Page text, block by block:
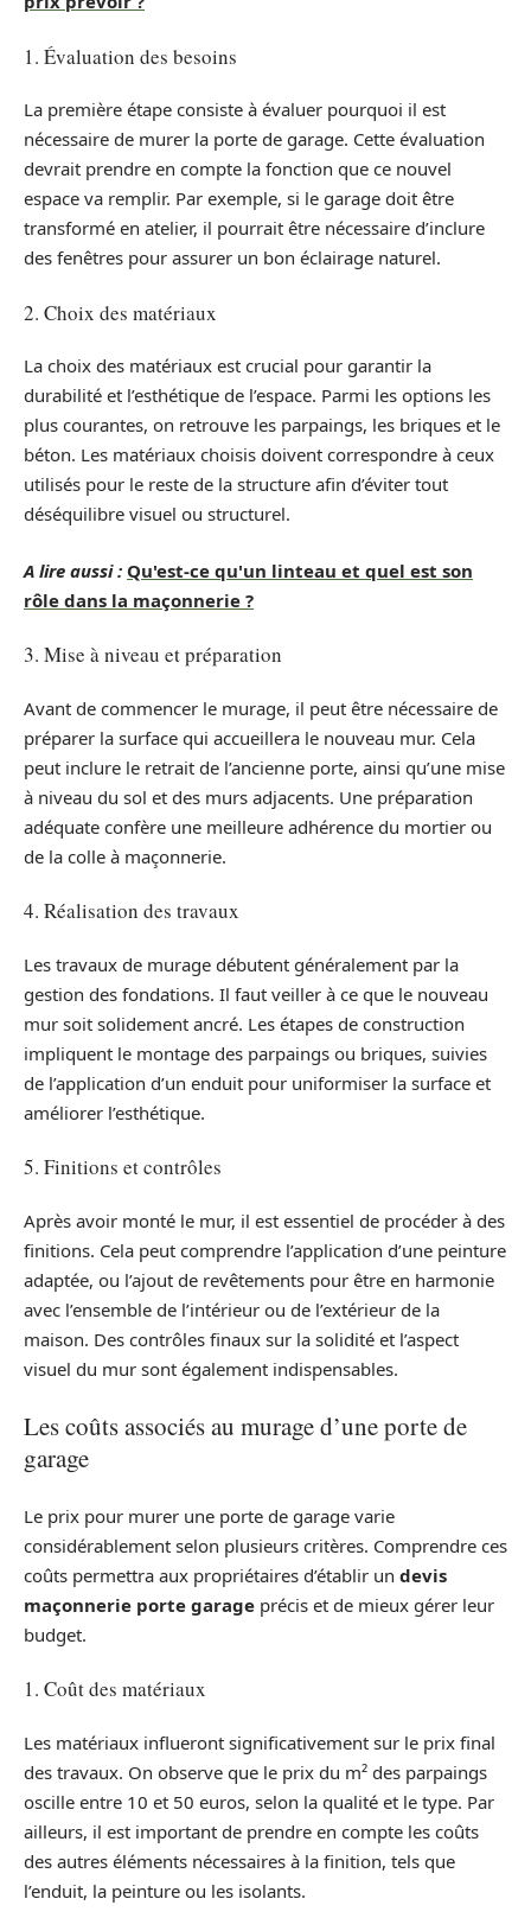
1. Évaluation des besoins
La première étape consiste à évaluer pourquoi il est
nécessaire de murer la porte de garage. Cette évaluation
devrait prendre en compte la fonction que ce nouvel
espace va remplir. Par exemple, si le garage doit être
transformé en atelier, il pourrait être nécessaire d’inclure
des fenêtres pour assurer un bon éclairage naturel.
2. Choix des matériaux
La choix des matériaux est crucial pour garantir la
durabilité et l’esthétique de l’espace. Parmi les options les
plus courantes, on retrouve les parpaings, les briques et le
béton. Les matériaux choisis doivent correspondre à ceux
utilisés pour le reste de la structure afin d’éviter tout
déséquilibre visuel ou structurel.
A lire aussi : Qu'est-ce qu'un linteau et quel est son
rôle dans la maçonnerie ?
3. Mise à niveau et préparation
Avant de commencer le murage, il peut être nécessaire de
préparer la surface qui accueillera le nouveau mur. Cela
peut inclure le retrait de l’ancienne porte, ainsi qu’une mise
à niveau du sol et des murs adjacents. Une préparation
adéquate confère une meilleure adhérence du mortier ou
de la colle à maçonnerie.
4. Réalisation des travaux
Les travaux de murage débutent généralement par la
gestion des fondations. Il faut veiller à ce que le nouveau
mur soit solidement ancré. Les étapes de construction
impliquent le montage des parpaings ou briques, suivies
de l’application d’un enduit pour uniformiser la surface et
améliorer l’esthétique.
5. Finitions et contrôles
Après avoir monté le mur, il est essentiel de procéder à des
finitions. Cela peut comprendre l’application d’une peinture
adaptée, ou l’ajout de revêtements pour être en harmonie
avec l’ensemble de l’intérieur ou de l’extérieur de la
maison. Des contrôles finaux sur la solidité et l’aspect
visuel du mur sont également indispensables.
Les coûts associés au murage d’une porte de
garage
Le prix pour murer une porte de garage varie
considérablement selon plusieurs critères. Comprendre ces
coûts permettra aux propriétaires d’établir un devis
maçonnerie porte garage précis et de mieux gérer leur
budget.
1. Coût des matériaux
Les matériaux influeront significativement sur le prix final
des travaux. On observe que le prix du m² des parpaings
oscille entre 10 et 50 euros, selon la qualité et le type. Par
ailleurs, il est important de prendre en compte les coûts
des autres éléments nécessaires à la finition, tels que
l’enduit, la peinture ou les isolants.